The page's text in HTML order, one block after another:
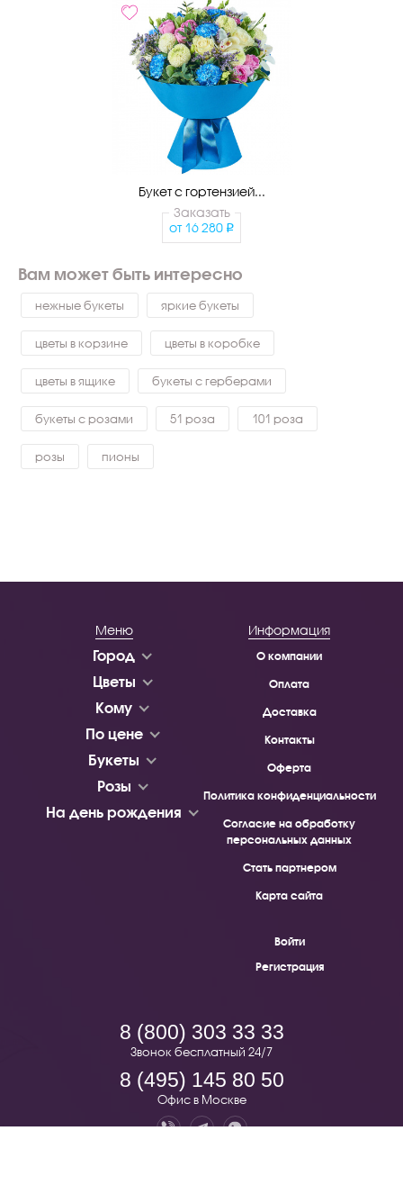
Букет с гортензией...
Заказать
от 16 280
Вам может быть интересно
нежные букеты яркие букеты
цветы в корзине цветы в коробке
цветы в ящике букеты с герберами
букеты с розами 51 роза 101 роза
розы пионы
Меню
Город
Цветы
Кому
По цене
Букеты
Розы
На день рождения
Информация
О компании
Оплата
Доставка
Контакты
Оферта
Политика конфиденциальности
Согласие на обработку
персональных данных
Стать партнером
Карта сайта
Войти
Регистрация
8 (800) 303 33 33
Звонок бесплатный 24/7
8 (495) 145 80 50
Офис в Москве